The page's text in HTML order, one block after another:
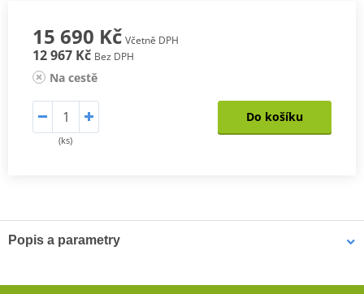
15 690 Kč Včetně DPH
12 967 Kč Bez DPH
Na cestě
(ks)
Do košíku
Popis a parametry